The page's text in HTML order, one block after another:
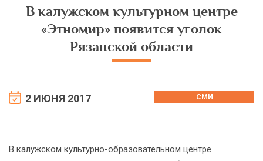
В калужском культурном центре
«Этномир» появится уголок
Рязанской области
2 ИЮНЯ 2017 СМИ
В калужском культурно-образовательном центре